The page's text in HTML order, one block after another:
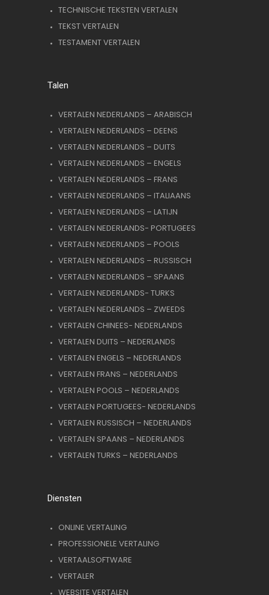
TECHNISCHE TEKSTEN VERTALEN
TEKST VERTALEN
TESTAMENT VERTALEN
Talen
VERTALEN NEDERLANDS – ARABISCH
VERTALEN NEDERLANDS – DEENS
VERTALEN NEDERLANDS – DUITS
VERTALEN NEDERLANDS – ENGELS
VERTALEN NEDERLANDS – FRANS
VERTALEN NEDERLANDS – ITALIAANS
VERTALEN NEDERLANDS – LATIJN
VERTALEN NEDERLANDS- PORTUGEES
VERTALEN NEDERLANDS – POOLS
VERTALEN NEDERLANDS – RUSSISCH
VERTALEN NEDERLANDS – SPAANS
VERTALEN NEDERLANDS- TURKS
VERTALEN NEDERLANDS – ZWEEDS
VERTALEN CHINEES- NEDERLANDS
VERTALEN DUITS – NEDERLANDS
VERTALEN ENGELS – NEDERLANDS
VERTALEN FRANS – NEDERLANDS
VERTALEN POOLS – NEDERLANDS
VERTALEN PORTUGEES- NEDERLANDS
VERTALEN RUSSISCH – NEDERLANDS
VERTALEN SPAANS – NEDERLANDS
VERTALEN TURKS – NEDERLANDS
Diensten
ONLINE VERTALING
PROFESSIONELE VERTALING
VERTAALSOFTWARE
VERTALER
WEBSITE VERTALEN